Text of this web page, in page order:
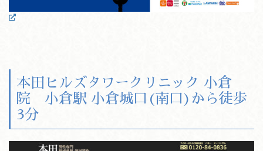
本田ヒルズタワークリニック 小倉
院 小倉駅 小倉城口(南口) から徒歩
3分